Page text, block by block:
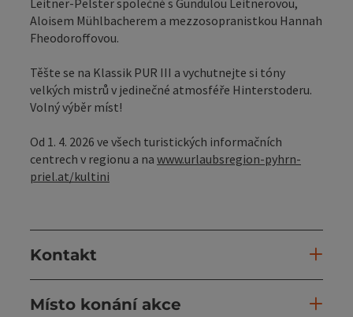
Aloisem Mühlbacherem a mezzosopranistkou Hannah
Fheodoroffovou.
Těšte se na Klassik PUR III a vychutnejte si tóny
velkých mistrů v jedinečné atmosféře Hinterstoderu.
Volný výběr míst!
Od 1. 4. 2026 ve všech turistických informačních
centrech v regionu a na www.urlaubsregion-pyhrn-
priel.at/kultini
Kontakt
Místo konání akce